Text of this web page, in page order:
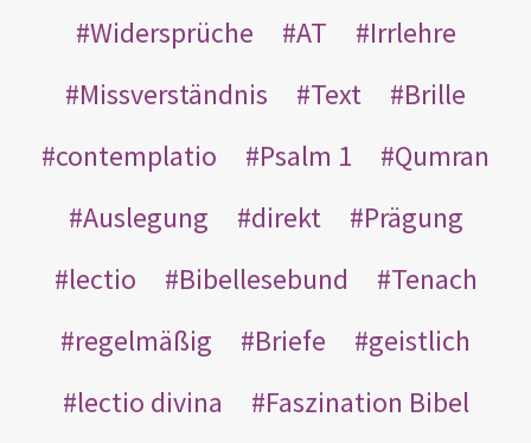
Widersprüche
AT
Irrlehre
Missverständnis
Text
Brille
contemplatio
Psalm 1
Qumran
Auslegung
direkt
Prägung
lectio
Bibellesebund
Tenach
regelmäßig
Briefe
geistlich
lectio divina
Faszination Bibel